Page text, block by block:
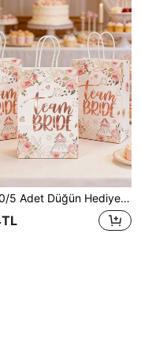
Bez Çantası, Kağıt Üzerine Altın Varaklı Çiçek ve Harf Desenli, Gelin ve Nedime Hediye Çantaları, Düğün Dekorasyonu, Düğün Partisi Hediye Paketleme, Düğün Masa Dekoru, Kutlamalar ve Düğün Hediyeleri İçin Uygun